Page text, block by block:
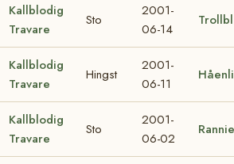
Kallblodig
Travare
Sto
2001-
06-14
Kallblodig
Travare
Hingst
2001-
06-11
Kallblodig
Travare
Sto
2001-
06-02
Rannie